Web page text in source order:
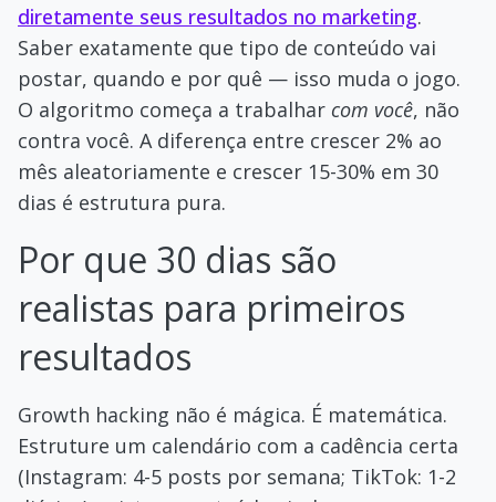
diretamente seus resultados no marketing.
Saber exatamente que tipo de conteúdo vai
postar, quando e por quê — isso muda o jogo.
O algoritmo começa a trabalhar com você, não
contra você. A diferença entre crescer 2% ao
mês aleatoriamente e crescer 15-30% em 30
dias é estrutura pura.
Por que 30 dias são
realistas para primeiros
resultados
Growth hacking não é mágica. É matemática.
Estruture um calendário com a cadência certa
(Instagram: 4-5 posts por semana; TikTok: 1-2